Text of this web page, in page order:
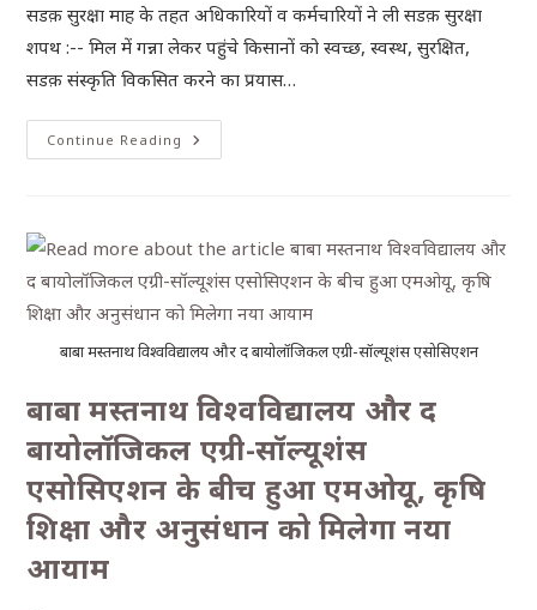
सडक़ सुरक्षा माह के तहत अधिकारियों व कर्मचारियों ने ली सडक़ सुरक्षा
शपथ :-- मिल में गन्ना लेकर पहुंचे किसानों को स्वच्छ, स्वस्थ, सुरक्षित,
सडक़ संस्कृति विकसित करने का प्रयास…
Continue Reading
बाबा मस्तनाथ विश्वविद्यालय और द बायोलॉजिकल एग्री-सॉल्यूशंस एसोसिएशन
बाबा मस्तनाथ विश्वविद्यालय और द
बायोलॉजिकल एग्री-सॉल्यूशंस
एसोसिएशन के बीच हुआ एमओयू, कृषि
शिक्षा और अनुसंधान को मिलेगा नया
आयाम